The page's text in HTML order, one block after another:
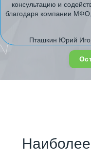
консультацию и
благодаря компании
Пташкин Юрий